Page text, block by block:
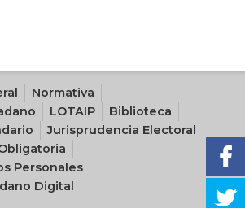
Normativa
LOTAIP
Biblioteca
Jurisprudencia Electoral
Personales
Digital